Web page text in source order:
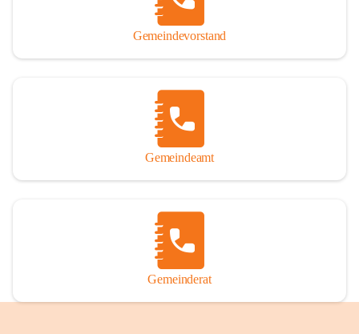
Gemeindevorstand
Gemeindeamt
Gemeinderat